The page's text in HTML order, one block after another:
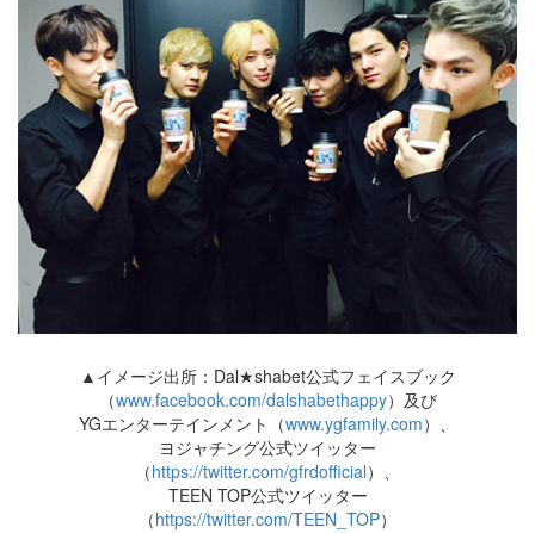
▲イメージ出所：Dal★shabet公式フェイスブック
（www.facebook.com/dalshabethappy）及び
YGエンターテインメント（www.ygfamily.com）、
ヨジャチング公式ツイッター
（https://twitter.com/gfrdofficial）、
TEEN TOP公式ツイッター
（https://twitter.com/TEEN_TOP）